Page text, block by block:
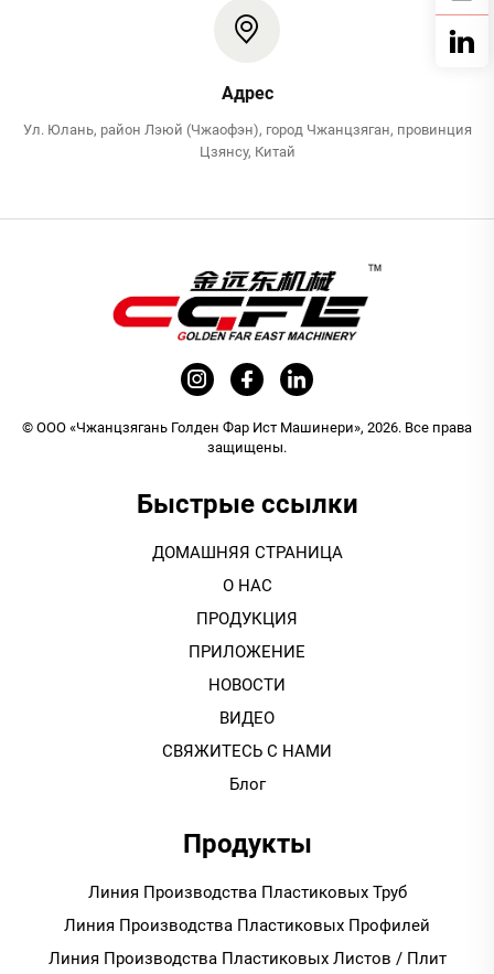
Адрес
Ул. Юлань, район Лэюй (Чжаофэн), город Чжанцзяган, провинция
Цзянсу, Китай
© ООО «Чжанцзягань Голден Фар Ист Машинери», 2026. Все права
защищены.
Быстрые ссылки
ДОМАШНЯЯ СТРАНИЦА
О НАС
ПРОДУКЦИЯ
ПРИЛОЖЕНИЕ
НОВОСТИ
ВИДЕО
СВЯЖИТЕСЬ С НАМИ
Блог
Продукты
Линия Производства Пластиковых Труб
Линия Производства Пластиковых Профилей
Линия Производства Пластиковых Листов / Плит